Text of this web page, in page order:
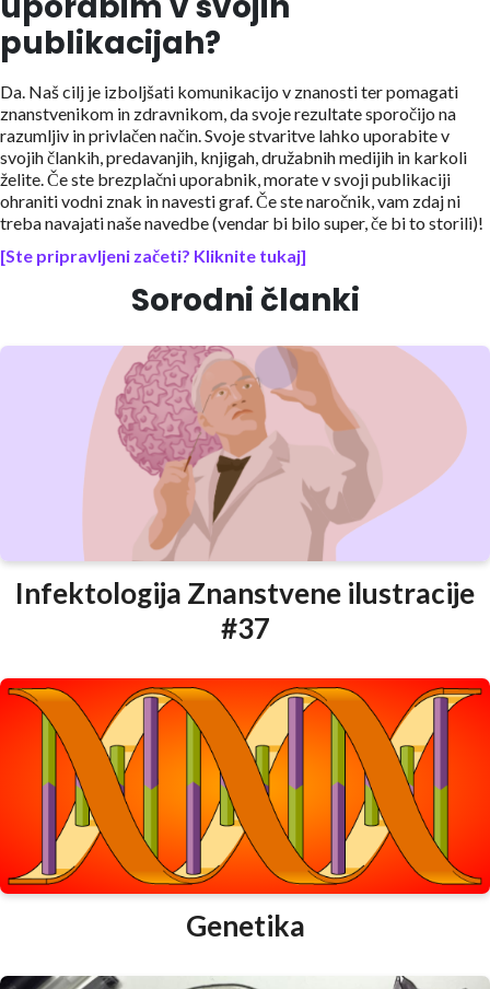
publikacijah?
Da. Naš cilj je izboljšati komunikacijo v znanosti ter pomagati
znanstvenikom in zdravnikom, da svoje rezultate sporočijo na
razumljiv in privlačen način. Svoje stvaritve lahko uporabite v
svojih člankih, predavanjih, knjigah, družabnih medijih in karkoli
želite. Če ste brezplačni uporabnik, morate v svoji publikaciji
ohraniti vodni znak in navesti graf. Če ste naročnik, vam zdaj ni
treba navajati naše navedbe (vendar bi bilo super, če bi to storili)!
[Ste pripravljeni začeti? Kliknite tukaj]
Sorodni članki
Infektologija Znanstvene ilustracije
#37
Genetika